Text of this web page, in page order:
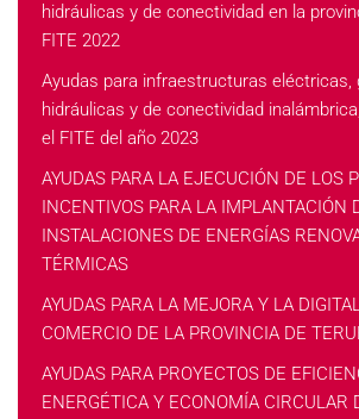
hidráulicas y de conectividad en la
FITE 2022
Ayudas para infraestructuras eléctricas,
hidráulicas y de conectividad
el FITE del año 2023
AYUDAS PARA LA EJECUCIÓN DE LOS
INCENTIVOS PARA LA IMPLANTACIÓN
INSTALACIONES DE ENERGÍAS
TÉRMICAS
AYUDAS PARA LA MEJORA Y LA
COMERCIO DE LA PROVINCIA DE
AYUDAS PARA PROYECTOS DE
ENERGÉTICA Y ECONOMÍA CIRCULAR